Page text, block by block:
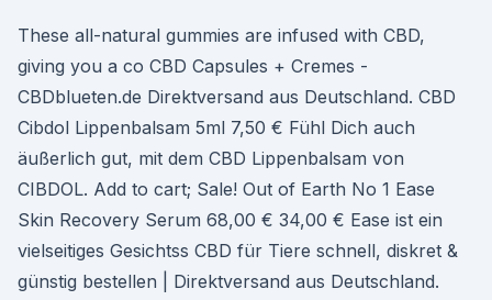
These all-natural gummies are infused with CBD,
giving you a co CBD Capsules + Cremes -
CBDblueten.de Direktversand aus Deutschland. CBD
Cibdol Lippenbalsam 5ml 7,50 € Fühl Dich auch
äußerlich gut, mit dem CBD Lippenbalsam von
CIBDOL. Add to cart; Sale! Out of Earth No 1 Ease
Skin Recovery Serum 68,00 € 34,00 € Ease ist ein
vielseitiges Gesichtss CBD für Tiere schnell, diskret &
günstig bestellen | Direktversand aus Deutschland.